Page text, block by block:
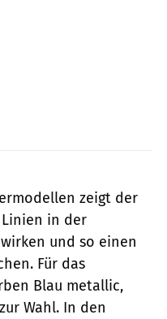
zeigt der
Linien in der
und so einen
Für das
Blau metallic,
Wahl. In den